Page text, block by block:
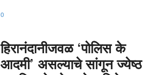
0
हिरानंदानीजवळ ‘पोलिस के
आदमी’ असल्याचे सांगून ज्येष्ठ